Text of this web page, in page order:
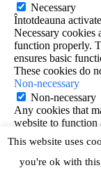
This website uses
you're ok with
Necessary
Întotdeauna activate
Necessary cookies
function properly.
ensures basic
These cookies do
Non-necessary
Non-necessary
Any cookies that
website to function
personal data via
termed as non-
consent prior to
SALVEAZĂ ȘI